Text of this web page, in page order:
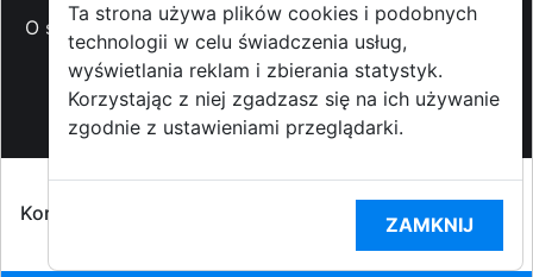
O strzyzowiak.pl-Reklama-Pomoc (FAQ)-Patronat
medialny - Prawa autorskie- Redakcja i
kontakt -Współpraca z mediami
Copyright ©2009-2014 strzyzowiak.pl,
Korzystanie z Portalu oznacza akceptacjąRegulaminu
Polityką prywatności RODO
Ta strona używa plików cookies i podobnych
technologii w celu świadczenia usług,
wyświetlania reklam i zbierania statystyk.
Korzystając z niej zgadzasz się na ich używanie
zgodnie z ustawieniami przeglądarki.
ZAMKNIJ